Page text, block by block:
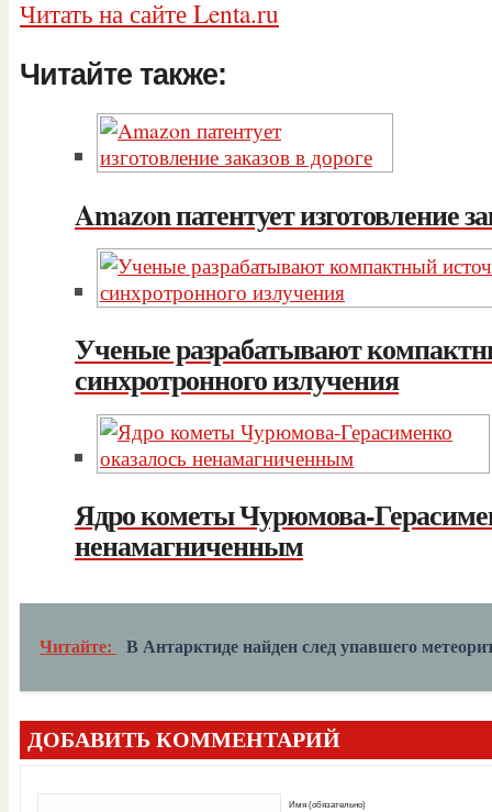
Читать на сайте Lenta.ru
Читайте также:
Amazon патентует изготовление
Ученые разрабатывают
синхротронного излучения
Ядро кометы Чурюмова-
ненамагниченным
Читайте: В Антарктиде найден след упавшего
ДОБАВИТЬ КОММЕНТАРИЙ
Имя (обязательно)